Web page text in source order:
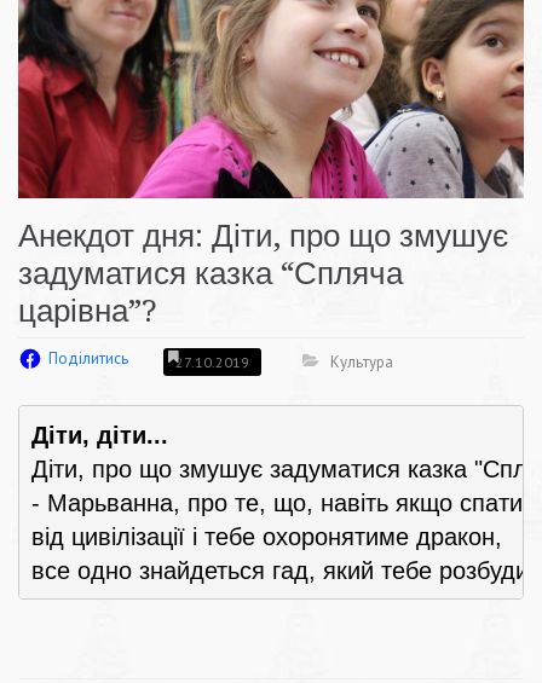
Анекдот дня: Діти, про що змушує
задуматися казка “Спляча
царівна”?
Поділитись 27.10.2019 Культура
Діти, діти...
Діти, про що змушує задуматися казка
- Марьванна, про те, що, навіть якщо спати
від цивілізації і тебе охоронятиме дракон,
все одно знайдеться гад, який тебе